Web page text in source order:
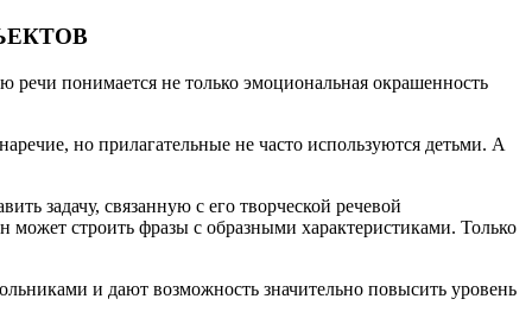
понимается не только эмоциональная окрашенность
но прилагательные не часто используются детьми. А
задачу, связанную с его творческой речевой
может строить фразы с образными характеристиками. Только
и дают возможность значительно повысить уровень